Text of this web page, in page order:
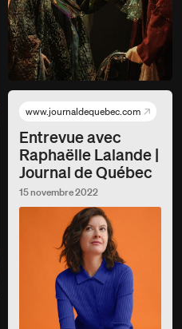
www.journaldequebec.com
Entrevue avec
Raphaëlle Lalande |
Journal de Québec
15 novembre 2022